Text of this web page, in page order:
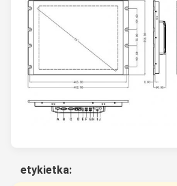
etykietka: